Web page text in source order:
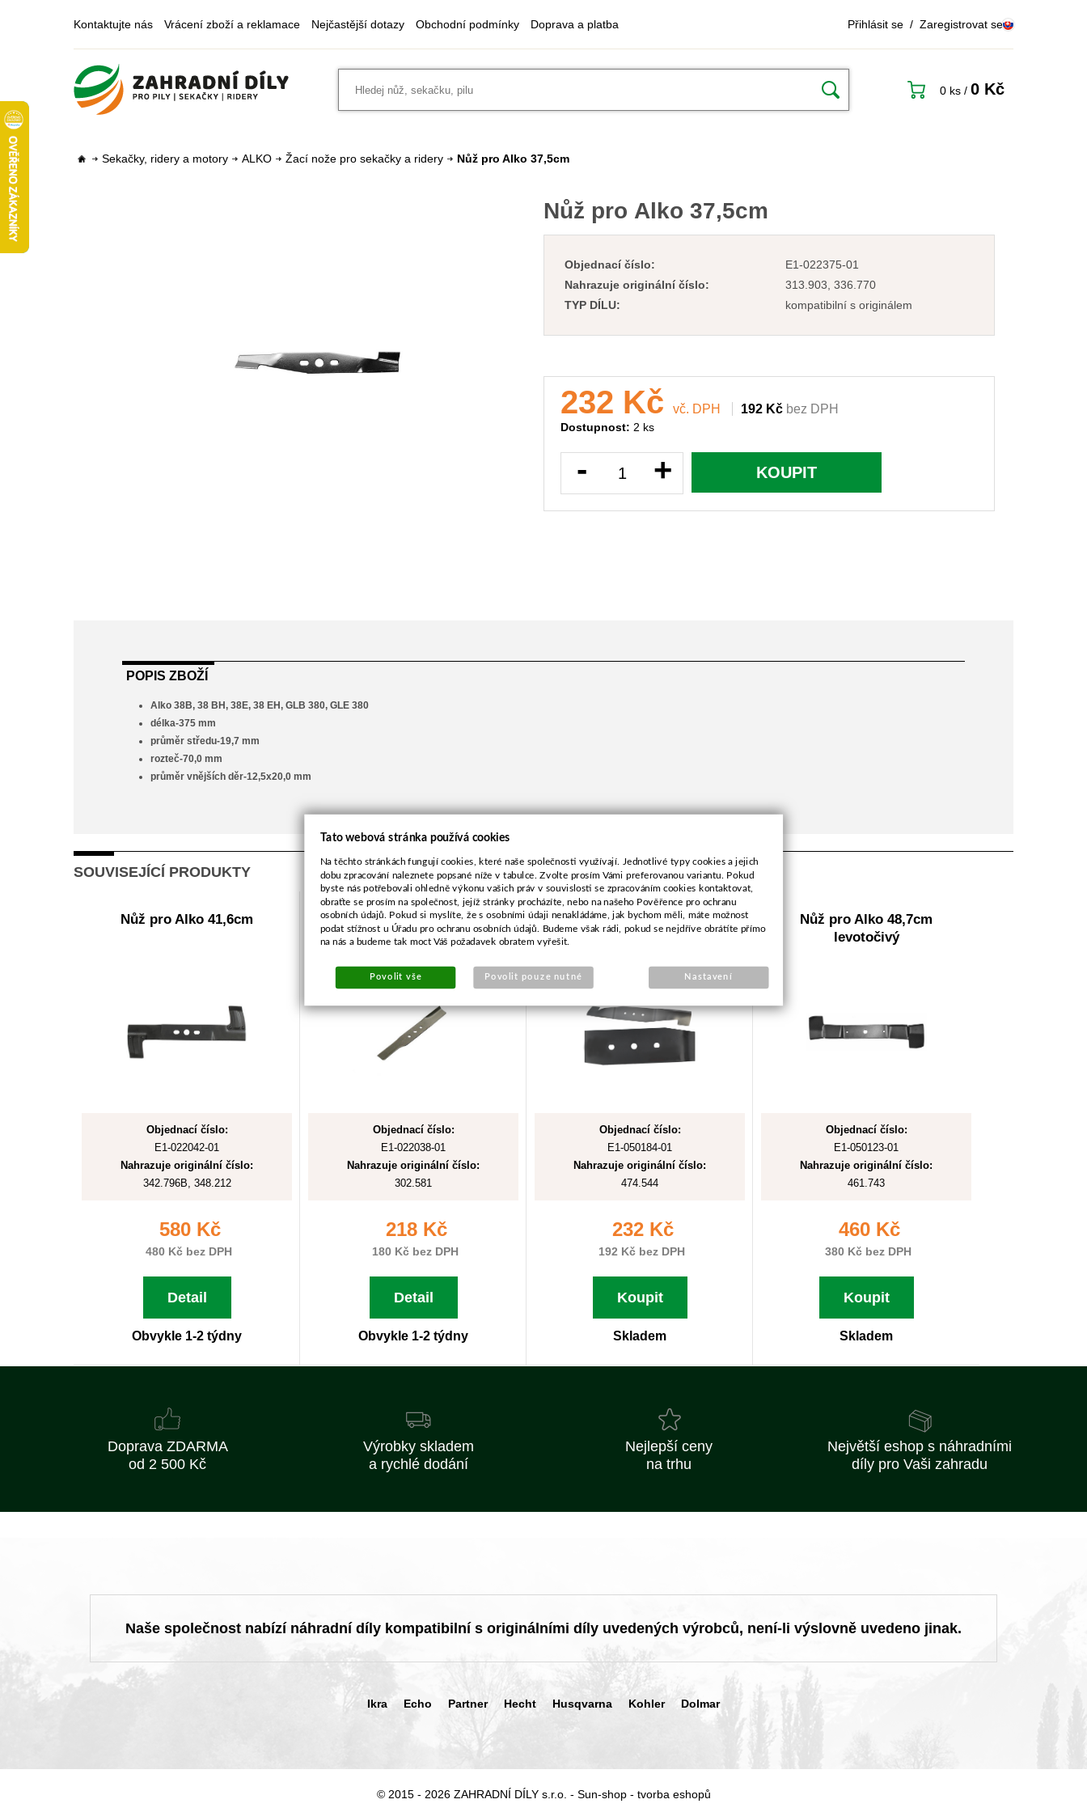
Kontaktujte nás Vrácení zboží a reklamace Nejčastější dotazy Obchodní podmínky Doprava a platba Přihlásit se / Zaregistrovat se
0 ks / 0 Kč
Sekačky, ridery a motory ALKO Žací nože pro sekačky a ridery Nůž pro Alko 37,5cm
Nůž pro Alko 37,5cm
Objednací číslo:
E1-022375-01
Nahrazuje originální číslo:
313.903, 336.770
TYP DÍLU:
kompatibilní s originálem
232 Kč vč. DPH 192 Kč bez DPH
Dostupnost: 2 ks
- + KOUPIT
POPIS ZBOŽÍ
Alko 38B, 38 BH, 38E, 38 EH, GLB 380, GLE 380
délka-375 mm
průměr středu-19,7 mm
rozteč-70,0 mm
průměr vnějších děr-12,5x20,0 mm
SOUVISEJÍCÍ PRODUKTY
Nůž pro Alko 41,6cm
Objednací číslo:
E1-022042-01
Nahrazuje originální číslo:
342.796B, 348.212
580 Kč
480 Kč bez DPH
Detail
Obvykle 1-2 týdny
Nůž pro Alko 38,0cm
Objednací číslo:
E1-022038-01
Nahrazuje originální číslo:
302.581
218 Kč
180 Kč bez DPH
Detail
Obvykle 1-2 týdny
Nůž pro Alko 37,9cm
Objednací číslo:
E1-050184-01
Nahrazuje originální číslo:
474.544
232 Kč
192 Kč bez DPH
Koupit
Skladem
Nůž pro Alko 48,7cm
levotočivý
Objednací číslo:
E1-050123-01
Nahrazuje originální číslo:
461.743
460 Kč
380 Kč bez DPH
Koupit
Skladem
Doprava ZDARMA
od 2 500 Kč
Výrobky skladem
a rychlé dodání
Nejlepší ceny
na trhu
Největší eshop s náhradními
díly pro Vaši zahradu
Naše společnost nabízí náhradní díly kompatibilní s originálními díly uvedených výrobců, není-li výslovně uvedeno jinak.
Ikra Echo Partner Hecht Husqvarna Kohler Dolmar
© 2015 - 2026 ZAHRADNÍ DÍLY s.r.o. - Sun-shop- tvorba eshopů
Tato webová stránka používá cookies
Na těchto stránkách fungují cookies, které naše společnosti využívají. Jednotlivé typy cookies a jejich
dobu zpracování naleznete popsané níže v tabulce. Zvolte prosím Vámi preferovanou variantu. Pokud
byste nás potřebovali ohledně výkonu vašich práv v souvislosti se zpracováním cookies kontaktovat,
obraťte se prosím na společnost, jejíž stránky procházíte, nebo na našeho Pověřence pro ochranu
osobních údajů. Pokud si myslíte, že s osobními údaji nenakládáme, jak bychom měli, máte možnost
podat stížnost u Úřadu pro ochranu osobních údajů. Budeme však rádi, pokud se nejdříve obrátíte přímo
na nás a budeme tak moct Váš požadavek obratem vyřešit.
Povolit vše Povolit pouze nutné Nastavení